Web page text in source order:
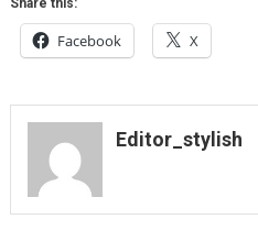
Share this:
Facebook X
Editor_stylish